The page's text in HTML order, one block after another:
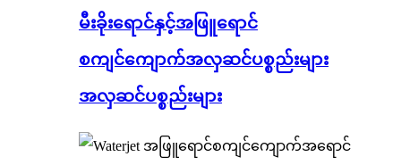
မီးခိုးရောင်နှင့်အဖြူရောင်
စကျင်ကျောက်အလှဆင်ပစ္စည်းများ
အလှဆင်ပစ္စည်းများ